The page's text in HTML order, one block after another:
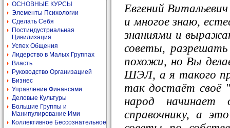
ОСНОВНЫЕ КУРСЫ
Элементы Психологии
Сделать Себя
Постиндустриальная
Цивилизация
Успех Общения
Лидерство в Малых Группах
Власть
Руководство Организацией
Бизнес
Управление Финансами
Деловые Культуры
Большие Группы и
Манипулирование Ими
Коллективное Бессознательное
Евгений
и многое знаю,
знаниями и
советы,
похожи, но Вы
ШЭЛ, а я такого
так достаёт своё
народ
справочнику, а